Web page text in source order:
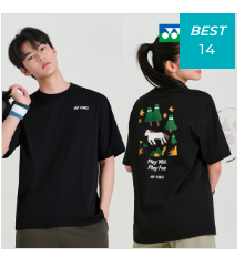
BEST
14